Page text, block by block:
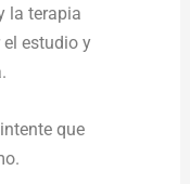
la terapia
estudio y
que